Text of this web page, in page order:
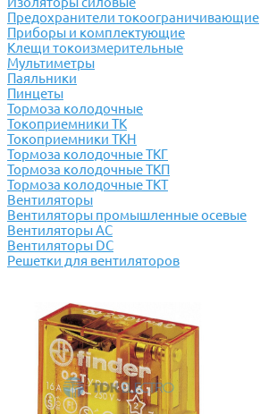
Предохранители токоограничивающие
Приборы и комплектующие
Клещи токоизмерительные
Мультиметры
Паяльники
Пинцеты
Тормоза колодочные
Токоприемники ТК
Токоприемники ТКН
Тормоза колодочные ТКГ
Тормоза колодочные ТКП
Тормоза колодочные ТКТ
Вентиляторы
Вентиляторы промышленные осевые
Вентиляторы АС
Вентиляторы DC
Решетки для вентиляторов